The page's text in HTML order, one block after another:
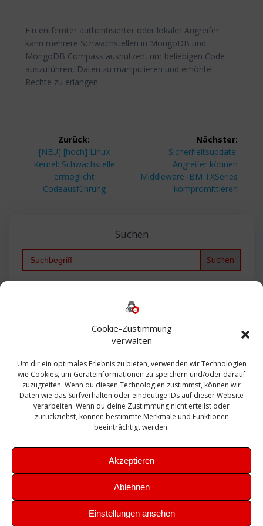
Cookie-Zustimmung
verwalten
Um dir ein optimales Erlebnis zu bieten, verwenden wir Technologien
wie Cookies, um Geräteinformationen zu speichern und/oder darauf
zuzugreifen. Wenn du diesen Technologien zustimmst, können wir
Daten wie das Surfverhalten oder eindeutige IDs auf dieser Website
verarbeiten. Wenn du deine Zustimmung nicht erteilst oder
zurückziehst, können bestimmte Merkmale und Funktionen
beeinträchtigt werden.
Akzeptieren
Ablehnen
Einstellungen ansehen
Ein entfernter authentisierter oder lokaler Angreifer
kann mehrere Schwachstellen in MongoDB und
MongoDB Compass ausnutzen, um beliebigen Code
auszuführen, Daten zu manipulieren und erhöhte
Rechte zu erlangen.
Beitragsnavigation
Zurück:
Vorheriger
Beitrag:
[NEU] [hoch] Linux
Kernel: Schwachstelle
ermöglicht
Codeausführung
Nächster:
Nächster
Beitrag:
Sicherheitsupdate:
Angreifer können
Middleware IBM TXSeries
kompromittieren
Suchen
Search
Bautagebuch
Exchange firewall Fritzbox
Microsoft
Sanierung SBS Security Server Sicherheit
Sicherung SIEM Sophos SSL Ubuntu
Update Upgrade UTM VCenter VCSA Veeam
VMWare VPN WAZUH Windows
Zertifikat
Theme